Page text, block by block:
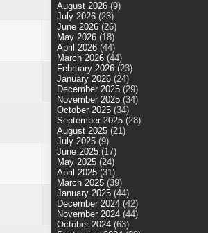
August 2026 (9)
July 2026 (23)
June 2026 (26)
May 2026 (18)
April 2026 (44)
March 2026 (44)
February 2026 (23)
January 2026 (24)
December 2025 (29)
November 2025 (34)
October 2025 (34)
September 2025 (28)
August 2025 (21)
July 2025 (9)
June 2025 (17)
May 2025 (24)
April 2025 (31)
March 2025 (39)
January 2025 (44)
December 2024 (42)
November 2024 (44)
October 2024 (63)